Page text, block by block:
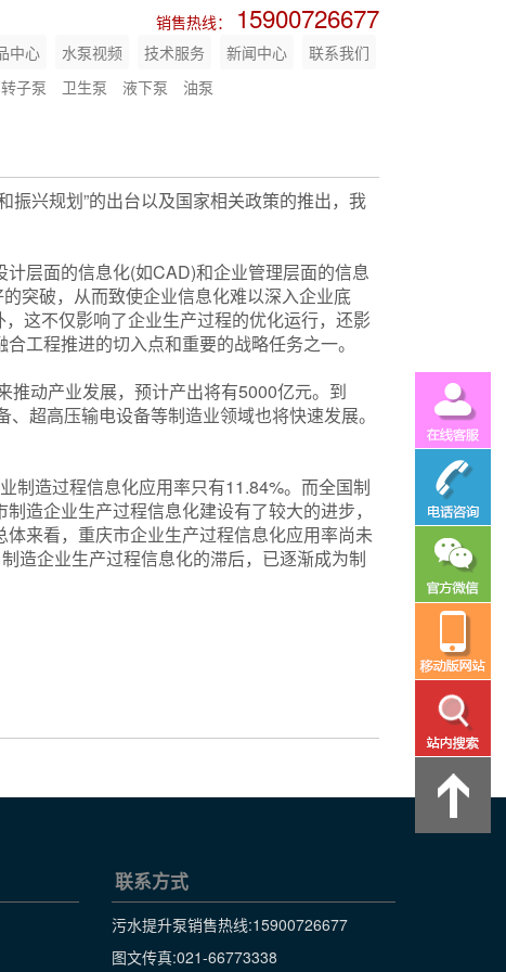
销售热线： 15900726677
中心 水泵视频 技术服务 新闻中心
联系我们
转子泵 卫生泵 液下泵 油泵
兴规划”的出台以及国家相关政策的推出，我
层面的信息化(如CAD)和企业管理层面的信息
突破，从而致使企业信息化难以深入企业底
这不仅影响了企业生产过程的优化运行，还影
工程推进的切入点和重要的战略任务之一。
动产业发展，预计产出将有5000亿元。到
超高压输电设备等制造业领域也将快速发展。
制造过程信息化应用率只有11.84%。而全国制
造企业生产过程信息化建设有了较大的进步，
来看，重庆市企业生产过程信息化应用率尚未
造企业生产过程信息化的滞后，已逐渐成为制
联系方式
污水提升泵销售热线:15900726677
图文传真:021-66773338